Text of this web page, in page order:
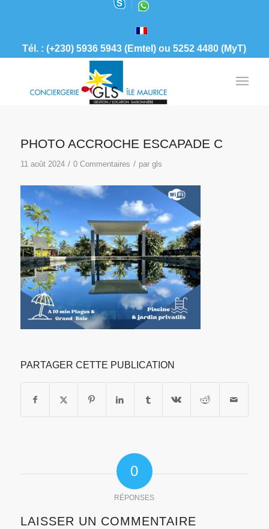
Tél. : (+230) 5936 5943 (Emtel) ou 5252 4480 (MyT)
PHOTO ACCROCHE ESCAPADE C
11 août 2024 / 0 Commentaires / par gls
PARTAGER CETTE PUBLICATION
0
RÉPONSES
LAISSER UN COMMENTAIRE